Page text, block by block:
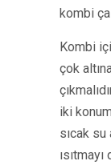
kombi
Kombi
çok
iki
sıcak su